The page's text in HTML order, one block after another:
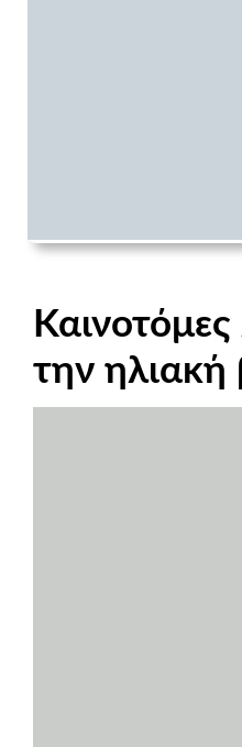
την ηλιακή